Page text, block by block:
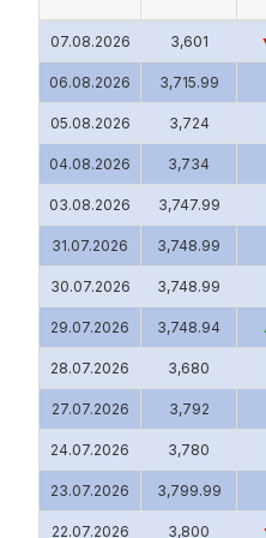
10 авг.,
12:20
10 авг.,
12:18
3,500 ▼
10 авг.,
12:18
10 авг.,
12:17
3,500 ▼
10 авг.,
12:17
10 авг.,
12:16
3,500 ▼
10 авг.,
12:15
10 авг.,
12:13
3,500 ▼
10 авг.,
12:13
07.08.2026 3,601
06.08.2026 3,715.99
05.08.2026 3,724
04.08.2026 3,734
03.08.2026 3,747.99
31.07.2026 3,748.99
30.07.2026 3,748.99
29.07.2026 3,748.94
28.07.2026 3,680
27.07.2026 3,792
24.07.2026 3,780
23.07.2026 3,799.99
22.07.2026 3,800